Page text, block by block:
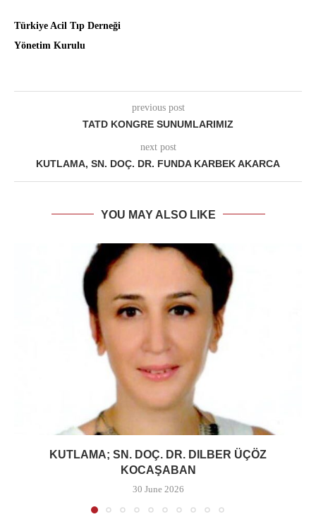
Türkiye Acil Tıp Derneği
Yönetim Kurulu
previous post
TATD KONGRE SUNUMLARIMIZ
next post
KUTLAMA, SN. DOÇ. DR. FUNDA KARBEK AKARCA
YOU MAY ALSO LIKE
KUTLAMA; SN. DOÇ. DR. DILBER ÜÇÖZ
KOCAŞABAN
30 June 2026